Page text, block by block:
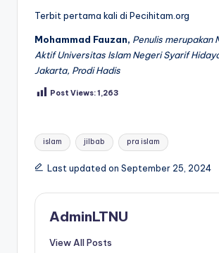
Terbit pertama kali di Pecihitam.org
Mohammad Fauzan, Penulis merupakan
Aktif Universitas Islam Negeri Syarif
Jakarta, Prodi Hadis
Post Views:1,263
Tags:
islam jilbab pra islam
Last updated on September 25, 2024
AdminLTNU
View All Posts